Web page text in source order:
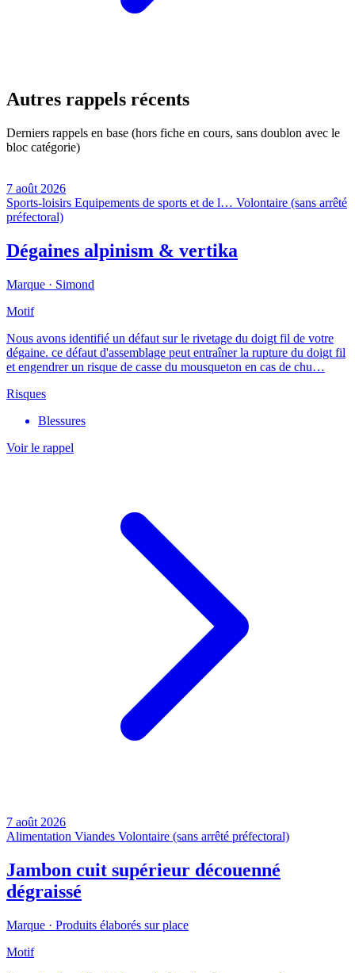
Autres rappels récents
Derniers rappels en base (hors fiche en cours, sans doublon avec le
bloc catégorie)
7 août 2026
Sports-loisirs Equipements de sports et de l… Volontaire (sans arrêté
préfectoral)
Dégaines alpinism & vertika
Marque · Simond
Motif
Nous avons identifié un défaut sur le rivetage du doigt fil de votre
dégaine. ce défaut d'assemblage peut entraîner la rupture du doigt fil
et engendrer un risque de casse du mousqueton en cas de chu…
Risques
Blessures
Voir le rappel
7 août 2026
Alimentation Viandes Volontaire (sans arrêté préfectoral)
Jambon cuit supérieur découenné
dégraissé
Marque · Produits élaborés sur place
Motif